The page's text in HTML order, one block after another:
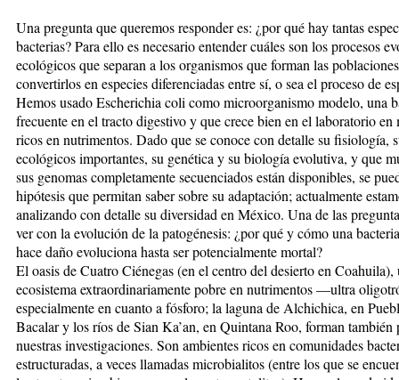
Una pregunta que queremos responder es: ¿por qué hay tantas
bacterias? Para ello es necesario entender cuáles son los procesos
ecológicos que separan a los organismos que forman las
convertirlos en especies diferenciadas entre sí, o sea el proceso de
Hemos usado Escherichia coli como microorganismo modelo, una
frecuente en el tracto digestivo y que crece bien en el laboratorio en
ricos en nutrimentos. Dado que se conoce con detalle su fisiología,
ecológicos importantes, su genética y su biología evolutiva, y que
sus genomas completamente secuenciados están disponibles, se
hipótesis que permitan saber sobre su adaptación; actualmente
analizando con detalle su diversidad en México. Una de las
ver con la evolución de la patogénesis: ¿por qué y cómo una
hace daño evoluciona hasta ser potencialmente mortal?
El oasis de Cuatro Ciénegas (en el centro del desierto en Coahuila),
ecosistema extraordinariamente pobre en nutrimentos —ultra
especialmente en cuanto a fósforo; la laguna de Alchichica, en
Bacalar y los ríos de Sian Ka’an, en Quintana Roo, forman también
nuestras investigaciones. Son ambientes ricos en comunidades
estructuradas, a veces llamadas microbialitos (entre los que se